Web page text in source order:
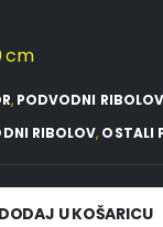
cm
, PODVODNI
RIBOLOV, OSTALI
DODAJ U KOŠARICU